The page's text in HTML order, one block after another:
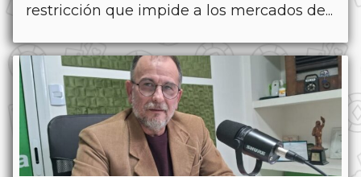
restricción que impide a los mercados de...